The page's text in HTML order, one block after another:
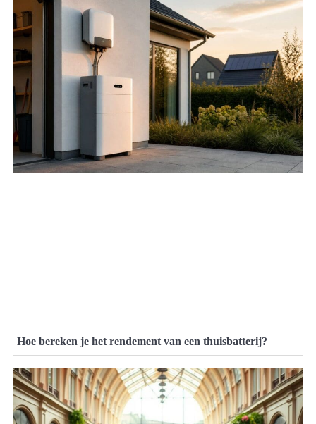
Hoe bereken je het rendement van een thuisbatterij?